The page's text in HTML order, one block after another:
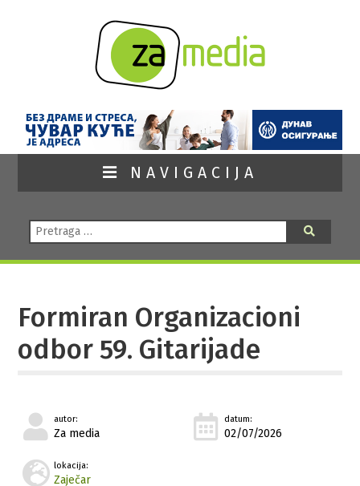
NAVIGACIJA
Pretraga:
Formiran Organizacioni
odbor 59. Gitarijade
autor:
Za media
datum:
02/07/2026
lokacija:
Zaječar